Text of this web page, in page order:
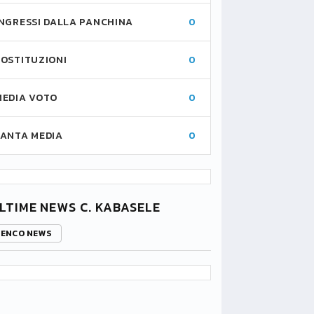
DALLA PANCHINA 0
0
VOTO 0
MEDIA 0
NEWS C. KABASELE
NEWS